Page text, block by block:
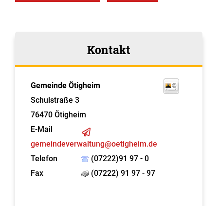
Kontakt
Gemeinde Ötigheim
Schulstraße 3
76470 Ötigheim
E-Mail
gemeindeverwaltung@oetigheim.de
Telefon
(07222)91 97 - 0
Fax
(07222) 91 97 - 97